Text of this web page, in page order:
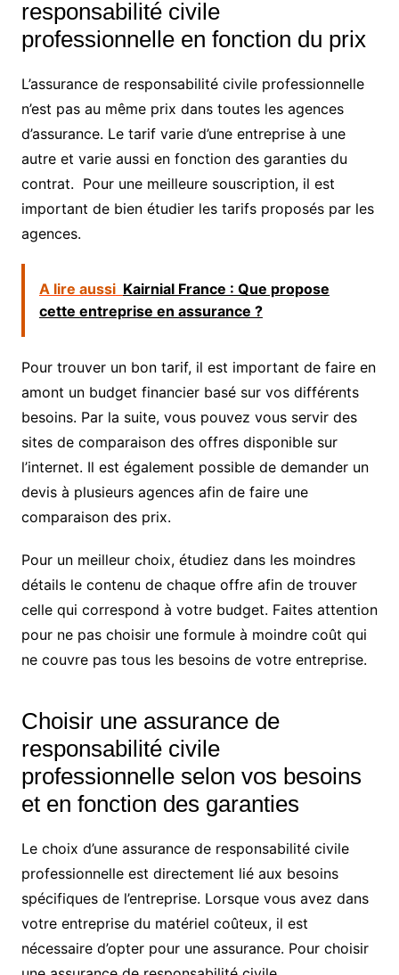
responsabilité civile
professionnelle en fonction du prix
L’assurance de responsabilité civile professionnelle
n’est pas au même prix dans toutes les agences
d’assurance. Le tarif varie d’une entreprise à une
autre et varie aussi en fonction des garanties du
contrat. Pour une meilleure souscription, il est
important de bien étudier les tarifs proposés par les
agences.
A lire aussi Kairnial France : Que propose
cette entreprise en assurance ?
Pour trouver un bon tarif, il est important de faire en
amont un budget financier basé sur vos différents
besoins. Par la suite, vous pouvez vous servir des
sites de comparaison des offres disponible sur
l’internet. Il est également possible de demander un
devis à plusieurs agences afin de faire une
comparaison des prix.
Pour un meilleur choix, étudiez dans les moindres
détails le contenu de chaque offre afin de trouver
celle qui correspond à votre budget. Faites attention
pour ne pas choisir une formule à moindre coût qui
ne couvre pas tous les besoins de votre entreprise.
Choisir une assurance de
responsabilité civile
professionnelle selon vos besoins
et en fonction des garanties
Le choix d’une assurance de responsabilité civile
professionnelle est directement lié aux besoins
spécifiques de l’entreprise. Lorsque vous avez dans
votre entreprise du matériel coûteux, il est
nécessaire d’opter pour une assurance. Pour choisir